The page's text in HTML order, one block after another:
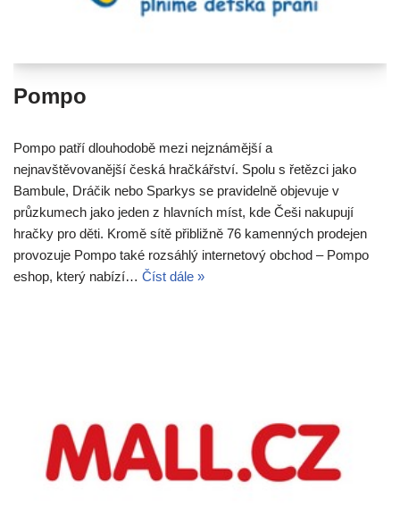
Pompo
Pompo patří dlouhodobě mezi nejznámější a
nejnavštěvovanější česká hračkářství. Spolu s řetězci jako
Bambule, Dráčik nebo Sparkys se pravidelně objevuje v
průzkumech jako jeden z hlavních míst, kde Češi nakupují
hračky pro děti. Kromě sítě přibližně 76 kamenných prodejen
provozuje Pompo také rozsáhlý internetový obchod – Pompo
eshop, který nabízí… Číst dále »